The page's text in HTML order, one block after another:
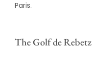
Paris.
The Golf de Rebetz